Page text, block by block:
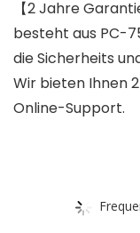
【2 Jahre
besteht aus PC-
die Sicherheits
Wir bieten Ihnen
Online-Support.